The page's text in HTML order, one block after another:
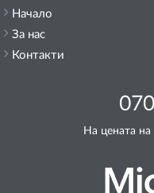
Начало
За нас
Контакти
На цената на